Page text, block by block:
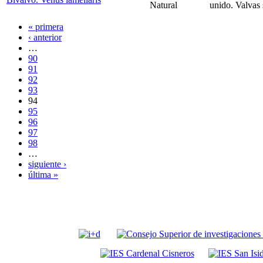
Natural unido. Valvas
« primera
‹ anterior
…
90
91
92
93
94
95
96
97
98
…
siguiente ›
última »